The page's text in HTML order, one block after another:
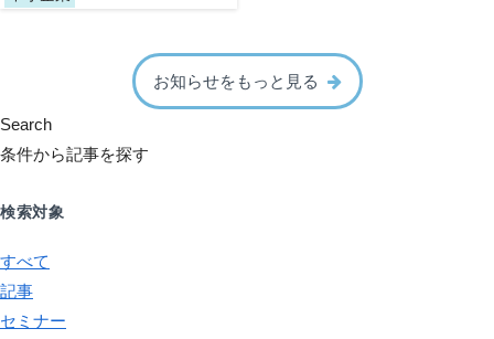
お知らせをもっと見る
Search
条件から記事を探す
検索対象
すべて
記事
セミナー